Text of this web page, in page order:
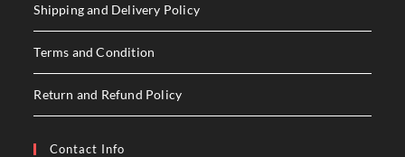
Shipping and Delivery Policy
Terms and Condition
Return and Refund Policy
Contact Info